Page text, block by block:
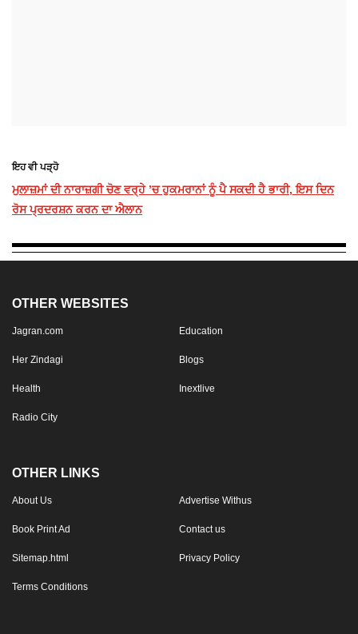
ਇਹ ਵੀ ਪੜ੍ਹੋ
ਮੁਲਾਜ਼ਮਾਂ ਦੀ ਨਾਰਾਜ਼ਗੀ ਚੋਣ ਵਰ੍ਹੇ ’ਚ ਹੁਕਮਰਾਨਾਂ ਨੂੰ ਪੈ ਸਕਦੀ ਹੈ ਭਾਰੀ, ਇਸ ਦਿਨ
ਰੋਸ ਪ੍ਰਦਰਸ਼ਨ ਕਰਨ ਦਾ ਐਲਾਨ
OTHER WEBSITES
Jagran.com Education
Her Zindagi Blogs
Health Inextlive
Radio City
OTHER LINKS
About Us Advertise Withus
Book Print Ad Contact us
Sitemap.html Privacy Policy
Terms Conditions